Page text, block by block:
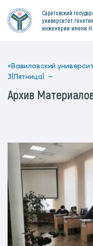
Саратовский
университет
инженерии имени
«Вавиловский
3(Пятница) —
Архив